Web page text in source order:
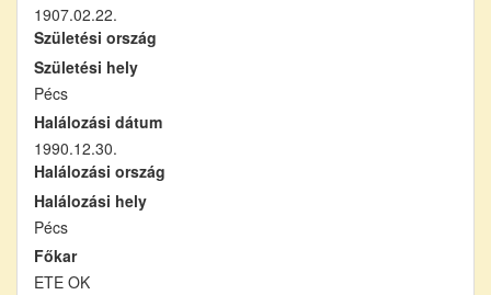
1907.02.22.
Születési ország
Születési hely
Pécs
Halálozási dátum
1990.12.30.
Halálozási ország
Halálozási hely
Pécs
Főkar
ETE OK